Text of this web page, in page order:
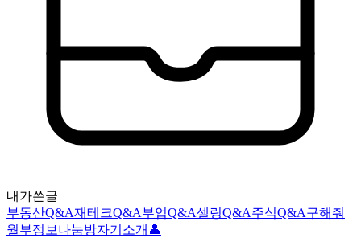
내가쓴글
부동산Q&A재테크Q&A부업Q&A셀링Q&A주식Q&A구해줘
월부정보나눔방자기소개👤